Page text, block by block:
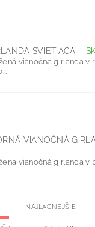
SVIETIACA –
vianočna girlanda v
VIANOČNÁ
vianočná girlanda v
NAJLACNEJŠIE